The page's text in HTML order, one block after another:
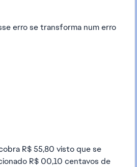
erro se transforma num erro
R$ 55,80 visto que se
R$ 00,10 centavos de